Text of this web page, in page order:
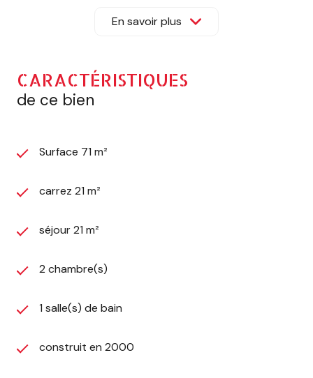
Un espace nuit comprenant deux belles
chambres et une salle de bain.
Aucune procédure en cours dans la copropriété.
Une opportunité à saisir rapidement !
contactezMustapha SAHRI
En savoir plus
CARACTÉRISTIQUES
de ce bien
Surface 71 m²
carrez 21 m²
séjour 21 m²
2 chambre(s)
1 salle(s) de bain
construit en 2000